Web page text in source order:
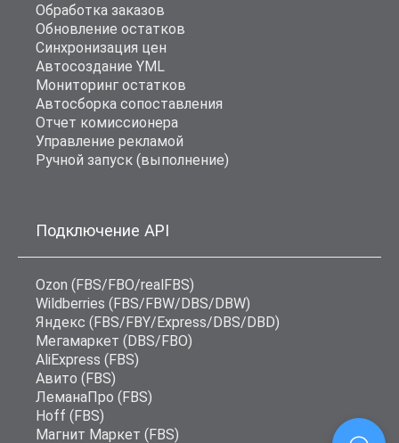
Обработка заказов
Обновление остатков
Синхронизация цен
Автосоздание YML
Мониторинг остатков
Автосборка сопоставления
Отчет комиссионера
Управление рекламой
Ручной запуск (выполнение)
Подключение API
Ozon (FBS/FBO/realFBS)
Wildberries (FBS/FBW/DBS/DBW)
Яндекс (FBS/FBY/Express/DBS/DBD)
Мегамаркет (DBS/FBO)
AliExpress (FBS)
Авито (FBS)
ЛеманаПро (FBS)
Hoff (FBS)
Магнит Маркет (FBS)